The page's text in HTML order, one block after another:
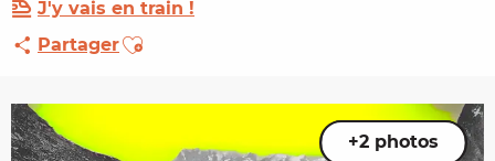
J'y vais en train !
PartagerAjouter aux favoris
+2 photos